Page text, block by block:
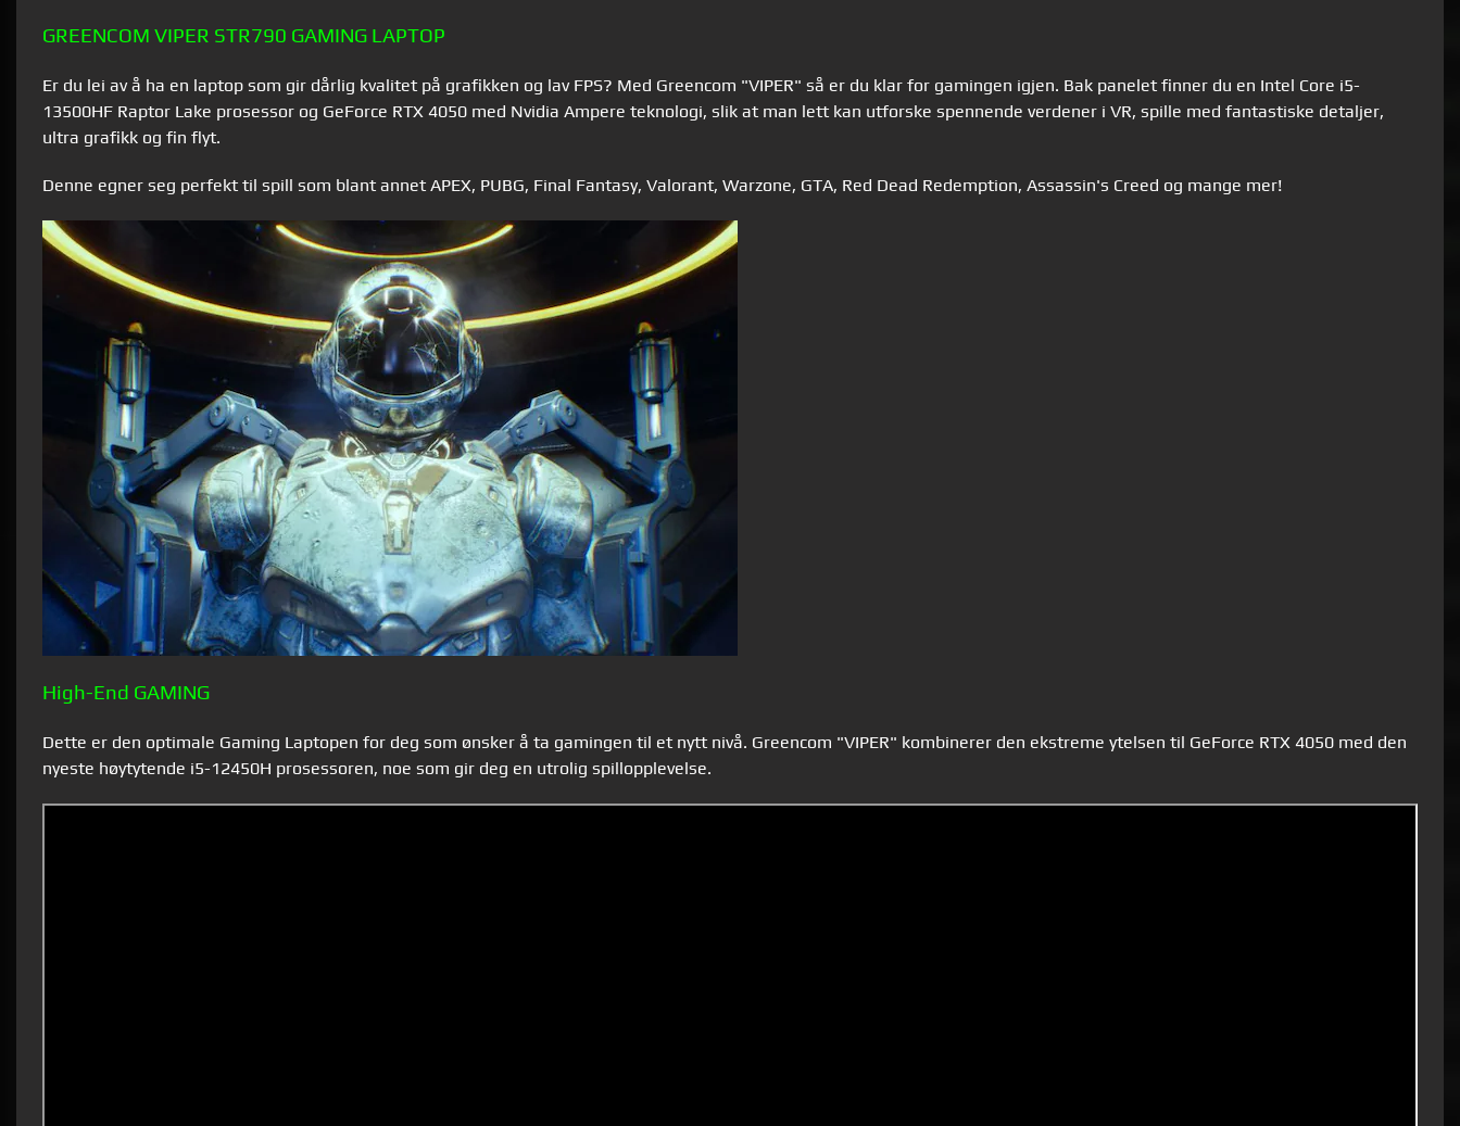
GREENCOM VIPER STR790 GAMING LAPTOP
Er du lei av å ha en laptop som gir dårlig kvalitet på grafikken og lav FPS? Med Greencom "VIPER" så er du klar for gamingen igjen. Bak panelet finner du en Intel Core i5-
13500HF Raptor Lake prosessor og GeForce RTX 4050 med Nvidia Ampere teknologi, slik at man lett kan utforske spennende verdener i VR, spille med fantastiske detaljer,
ultra grafikk og fin flyt.
Denne egner seg perfekt til spill som blant annet APEX, PUBG, Final Fantasy, Valorant, Warzone, GTA, Red Dead Redemption, Assassin's Creed og mange mer!
High-End GAMING
Dette er den optimale Gaming Laptopen for deg som ønsker å ta gamingen til et nytt nivå. Greencom "VIPER" kombinerer den ekstreme ytelsen til GeForce RTX 4050 med den
nyeste høytytende i5-12450H prosessoren, noe som gir deg en utrolig spillopplevelse.